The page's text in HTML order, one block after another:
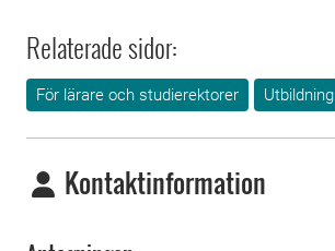
Relaterade sidor:
För lärare och studierektorer Utbildning
Kontaktinformation